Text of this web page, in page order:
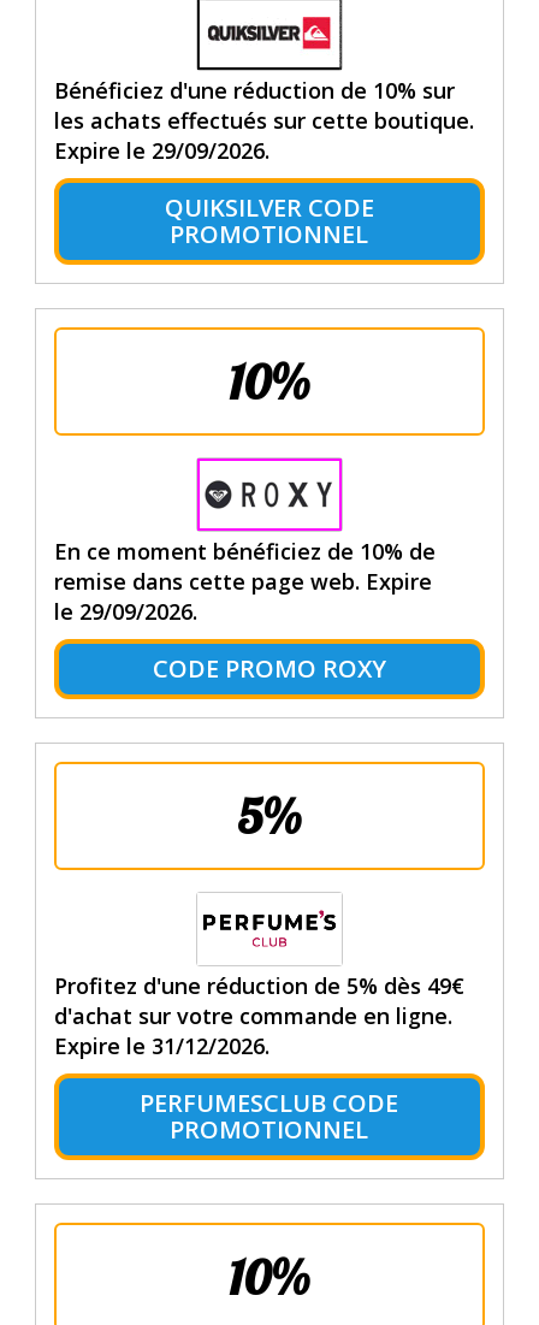
Bénéficiez d'une réduction de 10% sur
les achats effectués sur cette boutique.
Expire le 29/09/2026.
QUIKSILVER CODE
PROMOTIONNEL
10%
En ce moment bénéficiez de 10% de
remise dans cette page web. Expire
le 29/09/2026.
CODE PROMO ROXY
5%
Profitez d'une réduction de 5% dès 49€
d'achat sur votre commande en ligne.
Expire le 31/12/2026.
PERFUMESCLUB CODE
PROMOTIONNEL
10%